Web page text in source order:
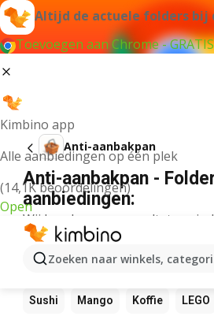
Altijd de actuele folders bij
Toevoegen aan Chrome - GRATIS
Kimbino app
Alle aanbiedingen op één plek
(14,1K beoordelingen)
Open
Zoeken naar winkels,
Anti-aanbakpan
Anti-aanbakpan -
aanbiedingen:
Wij konden geen resultaten
Andere favoriete
NOS Rekenmachine
Sushi Mango Koffie LEGO